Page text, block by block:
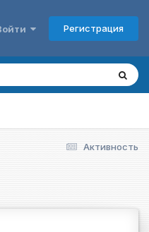
Регистрация
Активность